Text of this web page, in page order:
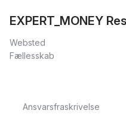
EXPERT_MONEY
Websted
Fællesskab
Ansvarsfraskrivelse